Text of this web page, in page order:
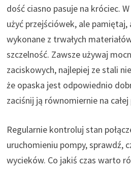
dość ciasno pasuje na króciec.
użyć przejściówek, ale pamiętaj,
wykonane z trwałych
szczelność. Zawsze używaj
zaciskowych, najlepiej ze stali
że opaska jest odpowiednio
zaciśnij ją równomiernie na
Regularnie kontroluj stan
uruchomieniu pompy, sprawdź,
wycieków. Co jakiś czas warto